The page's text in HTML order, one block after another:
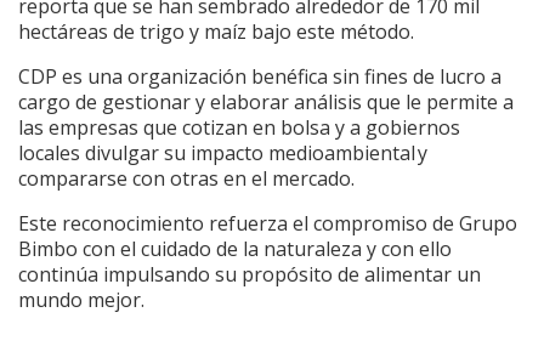
reporta que se han sembrado alrededor de 170 mil
hectáreas de trigo y maíz bajo este método.
CDP es una organización benéfica sin fines de lucro a
cargo de gestionar y elaborar análisis que le permite a
las empresas que cotizan en bolsa y a gobiernos
locales divulgar su impacto medioambiental y
compararse con otras en el mercado.
Este reconocimiento refuerza el compromiso de Grupo
Bimbo con el cuidado de la naturaleza y con ello
continúa impulsando su propósito de alimentar un
mundo mejor.